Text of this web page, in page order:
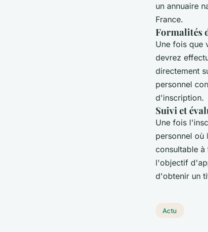
un annuaire
France.
Formalités
Une fois que
devrez
directement
personnel
d'inscription.
Suivi et
Une fois
personnel où
consultable à
l'objectif
d'obtenir un
Actu